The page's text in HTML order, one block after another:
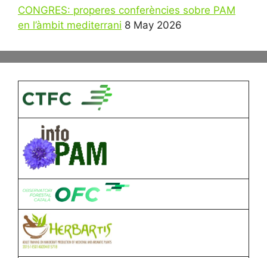
CONGRES: properes conferències sobre PAM
en l’àmbit mediterrani 8 May 2026